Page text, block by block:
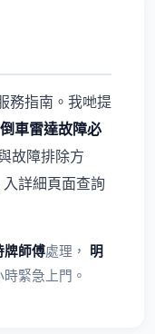
務指南。我哋提
倒車雷達故障必
故障排除方
詳細頁面查詢
牌師傅處理， 明
時緊急上門。